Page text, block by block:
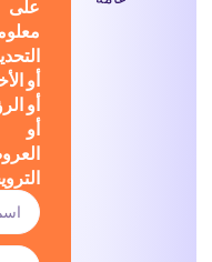
على
معلومات
التحديث
أو الأخبار
أو الرؤية
العروض
الترويجية